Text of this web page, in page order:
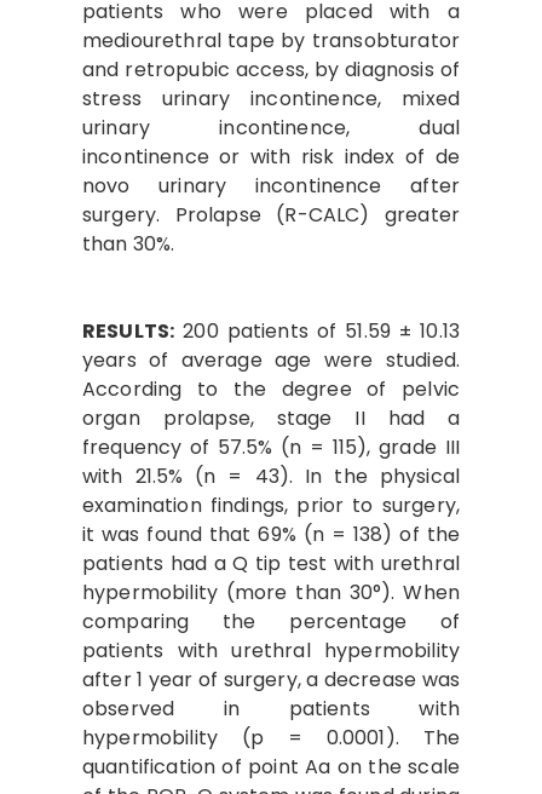
patients who were placed with a
mediourethral tape by transobturator
and retropubic access, by diagnosis of
stress urinary incontinence, mixed
urinary incontinence, dual
incontinence or with risk index of de
novo urinary incontinence after
surgery. Prolapse (R-CALC) greater
than 30%.
RESULTS: 200 patients of 51.59 ± 10.13
years of average age were studied.
According to the degree of pelvic
organ prolapse, stage II had a
frequency of 57.5% (n = 115), grade III
with 21.5% (n = 43). In the physical
examination findings, prior to surgery,
it was found that 69% (n = 138) of the
patients had a Q tip test with urethral
hypermobility (more than 30°). When
comparing the percentage of
patients with urethral hypermobility
after 1 year of surgery, a decrease was
observed in patients with
hypermobility (p = 0.0001). The
quantification of point Aa on the scale